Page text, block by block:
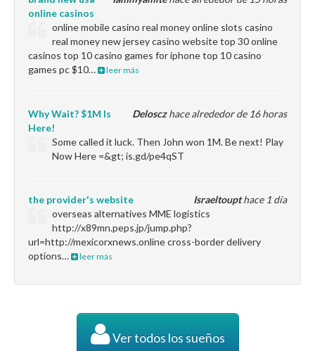
online casinos
online mobile casino real money online slots casino
real money new jersey casino website top 30 online
casinos top 10 casino games for iphone top 10 casino
games pc $10…
leer más
Delosczhace alrededor de 16 horas
Why Wait? $1M Is
Here!
Some called it luck. Then John won 1M. Be next! Play
Now Here =&gt; is.gd/pe4qST
Israeltoupthace 1 día
the provider's website
overseas alternatives MME logistics
http://x89mn.peps.jp/jump.php?
url=http://mexicorxnews.online cross-border delivery
options…
leer más
Ver todos los sueños